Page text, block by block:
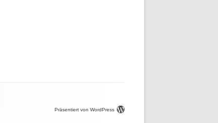
Präsentiert von WordPress